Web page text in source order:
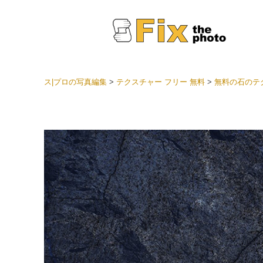
結婚式
ョン全
ベスト
セット
モバイ
ン
ス|プロの写真編集> テクスチャー フリー 無料> 無料の石のテ